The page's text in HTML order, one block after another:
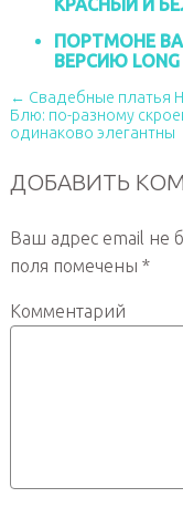
ПОРТМОНЕ
ВЕРСИЮ
← Свадебные платья
Блю: по-разному
одинаково элегантны
ДОБАВИТЬ
Ваш адрес email не
поля помечены *
Комментарий